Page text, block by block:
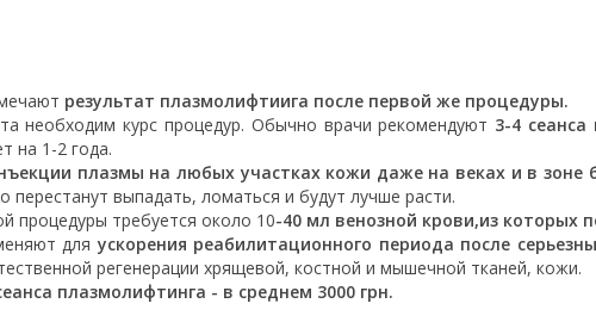
результат плазмолифтиига после первой же процедуры.
необходим курс процедур. Обычно врачи рекомендуют 3-4
на 1-2 года.
плазмы на любых участках кожи даже на веках и в зоне
перестанут выпадать, ломаться и будут лучше расти.
процедуры требуется около 10-40 мл венозной крови,из которых
для ускорения реабилитационного периода после
регенерации хрящевой, костной и мышечной тканей, кожи.
плазмолифтинга - в среднем 3000 грн.